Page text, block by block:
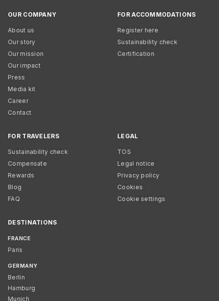
OUR COMPANY
About us
Our story
Our mission
Our impact
Press
Media kit
Career
Contact
FOR ACCOMMODATIONS
Register here
Sustainability check
Certification
FOR TRAVELERS
Sustainability check
Compensate
Rewards
Blog
FAQ
LEGAL
TOS
Legal notice
Privacy policy
Cookies
Cookie settings
DESTINATIONS
FRANCE
Paris
GERMANY
Berlin
Hamburg
Munich